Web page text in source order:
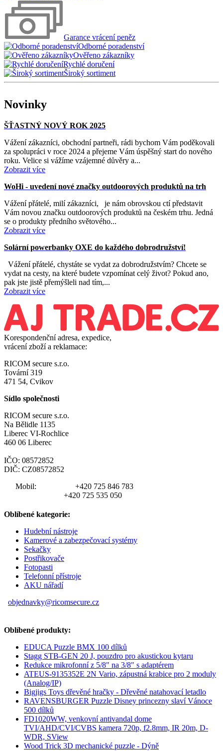
Garance vrácení peněz
Odborné poradenství
Ověřeno zákazníky
Rychlé doručení
Široký sortiment
Novinky
ŠŤASTNÝ NOVÝ ROK 2025
Vážení zákazníci, obchodní partneři, rádi bychom Vám poděkovali
za spolupráci v roce 2024 a přejeme Vám úspěšný start do nového
roku. Velice si vážíme vzájemné důvěry a...
Zobrazit více
WoHi - uvedení nové značky outdoorových produktů na trh
Vážení přátelé, milí zákazníci, je nám obrovskou ctí představit
Vám novou značku outdoorových produktů na českém trhu. Jedná
se o produkty předního světového...
Zobrazit více
Solární powerbanky OXE do každého dobrodružství!
Vážení přátelé, chystáte se vydat za dobrodružstvím? Chcete se
vydat na cesty, na které budete vzpomínat celý život? Pokud ano,
pak jste jistě přemýšleli nad tím,...
Zobrazit více
Korespondenční adresa, expedice,
vrácení zboží a reklamace:
RICOM secure s.r.o.
Tovární 319
471 54, Cvikov
Sídlo společnosti
RICOM secure s.r.o.
Na Bělidle 1135
Liberec VI-Rochlice
460 06 Liberec
IČO: 08572852
DIČ: CZ08572852
Mobil:
+420 725 846 783
+420 725 535 050
Oblíbené kategorie:
Hudební nástroje
Kamerové a zabezpečovací systémy
Sekačky
Postřikovače
Fotopasti
Telefonní přístroje
AKU nářadí
objednavky@ricomsecure.cz
Oblíbené produkty:
EDUCA Puzzle BMX 100 dílků
Stagg STB-GEN 20 J, pouzdro pro akustickou kytaru
Redukce mikrofonní z 5/8" na 3/8" s adaptérem
ATEUS-9135352E 2N Vario, zápustná krabice pro 2 moduly
(Analog/IP)
Bigjigs Toys dřevěné hračky - Dřevěné natahovací letadlo
RAVENSBURGER Puzzle Disney princezny slaví Vánoce
500 dílků
FD1020WW, venkovní antivandal dome
TVI/AHD/CVI/CVBS kamera 720p, f2.8mm, IR 20m, D-
WDR, SView
Wood Trick 3D mechanické puzzle - Dýně